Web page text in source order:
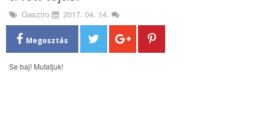
Gasztro 2017. 04. 14.
Megosztás
Se baj! Mutatjuk!